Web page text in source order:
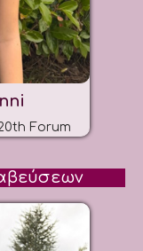
Forum